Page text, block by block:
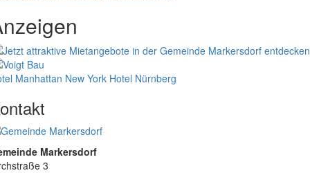
Manhattan New York Hotel Nürnberg
Markersdorf
3